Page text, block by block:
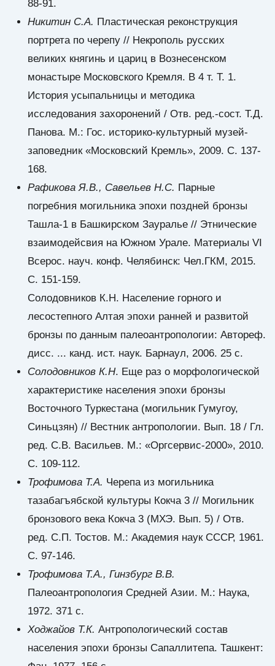
88-91.
Никитин С.А. Пластическая реконструкция
портрета по черепу // Некрополь русских
великих княгинь и цариц в Вознесенском
монастыре Московского Кремля. В 4 т. Т. 1.
История усыпальницы и методика
исследования захоронений / Отв. ред.-сост. Т.Д.
Панова. М.: Гос. историко-культурный музей-
заповедник «Московский Кремль», 2009. С. 137-
168.
Рафикова Я.В., Савельев Н.С. Парные
погребния могильника эпохи поздней бронзы
Ташла-1 в Башкирском Зауралье // Этнические
взаимодейсвия на Южном Урале. Материалы VI
Всерос. науч. конф. Челябинск: Чел.ГКМ, 2015.
С. 151-159.
Солодовников К.Н. Население горного и
лесостепного Алтая эпохи ранней и развитой
бронзы по данным палеоантропологии: Автореф.
дисс. ... канд. ист. наук. Барнаул, 2006. 25 с.
Солодовников К.Н. Еще раз о морфологической
характеристике населения эпохи бронзы
Восточного Туркестана (могильник Гумугоу,
Синьцзян) // Вестник антропологии. Вып. 18 / Гл.
ред. С.В. Васильев. М.: «Оргсервис-2000», 2010.
С. 109-112.
Трофимова Т.А. Черепа из могильника
тазабагъябской культуры Кокча 3 // Могильник
бронзового века Кокча 3 (МХЭ. Вып. 5) / Отв.
ред. С.П. Тостов. М.: Академия наук СССР, 1961.
С. 97-146.
Трофимова Т.А., Гинзбург В.В.
Палеоантропология Средней Азии. М.: Наука,
1972. 371 с.
Ходжайов Т.К. Антропологический состав
населения эпохи бронзы Сапаллитепа. Ташкент: